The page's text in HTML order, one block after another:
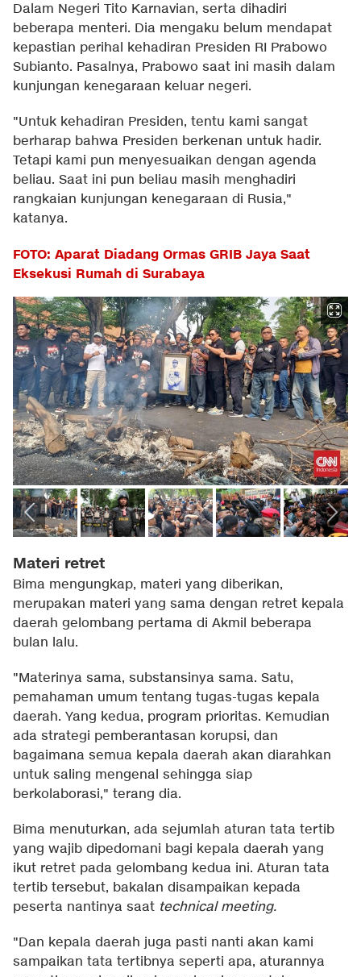
Dalam Negeri Tito Karnavian, serta dihadiri
beberapa menteri. Dia mengaku belum mendapat
kepastian perihal kehadiran Presiden RI Prabowo
Subianto. Pasalnya, Prabowo saat ini masih dalam
kunjungan kenegaraan keluar negeri.
"Untuk kehadiran Presiden, tentu kami sangat
berharap bahwa Presiden berkenan untuk hadir.
Tetapi kami pun menyesuaikan dengan agenda
beliau. Saat ini pun beliau masih menghadiri
rangkaian kunjungan kenegaraan di Rusia,"
katanya.
FOTO: Aparat Diadang Ormas GRIB Jaya Saat
Eksekusi Rumah di Surabaya
Materi retret
Bima mengungkap, materi yang diberikan,
merupakan materi yang sama dengan retret kepala
daerah gelombang pertama di Akmil beberapa
bulan lalu.
"Materinya sama, substansinya sama. Satu,
pemahaman umum tentang tugas-tugas kepala
daerah. Yang kedua, program prioritas. Kemudian
ada strategi pemberantasan korupsi, dan
bagaimana semua kepala daerah akan diarahkan
untuk saling mengenal sehingga siap
berkolaborasi," terang dia.
Bima menuturkan, ada sejumlah aturan tata tertib
yang wajib dipedomani bagi kepala daerah yang
ikut retret pada gelombang kedua ini. Aturan tata
tertib tersebut, bakalan disampaikan kepada
peserta nantinya saat technical meeting.
"Dan kepala daerah juga pasti nanti akan kami
sampaikan tata tertibnya seperti apa, aturannya